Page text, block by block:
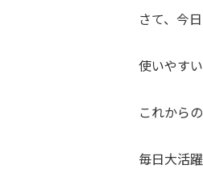
さて、今
使いやす
これから
毎日大活